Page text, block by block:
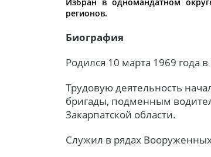
регионов.
Биография
Родился 10 марта 1969 года
Трудовую деятельность
бригады, подменным
Закарпатской области.
Служил в рядах